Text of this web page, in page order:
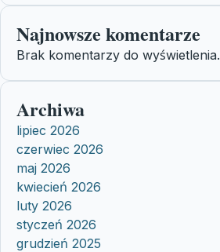
Najnowsze komentarze
Brak komentarzy do wyświetlenia.
Archiwa
lipiec 2026
czerwiec 2026
maj 2026
kwiecień 2026
luty 2026
styczeń 2026
grudzień 2025